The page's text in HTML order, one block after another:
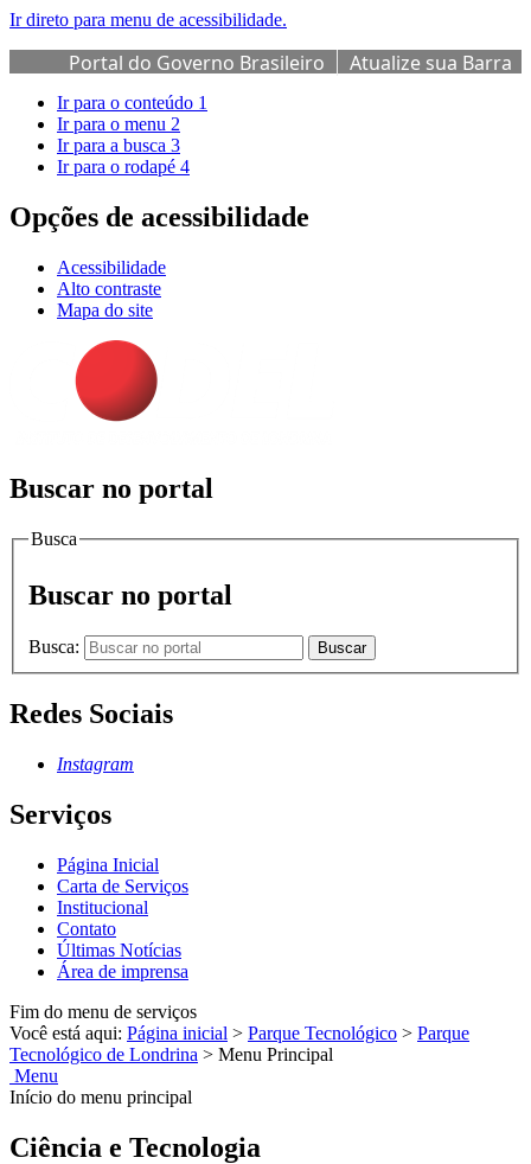
Ir direto para menu de acessibilidade.
Portal do Governo Brasileiro
Atualize sua Barra
de Governo
Ir para o conteúdo 1
Ir para o menu 2
Ir para a busca 3
Ir para o rodapé 4
Opções de acessibilidade
Acessibilidade
Alto contraste
Mapa do site
Buscar no portal
Busca
Buscar no portal
Busca: Buscar
Redes Sociais
Instagram
Serviços
Página Inicial
Carta de Serviços
Institucional
Contato
Últimas Notícias
Área de imprensa
Fim do menu de serviços
Você está aqui: Página inicial > Parque Tecnológico > Parque
Tecnológico de Londrina > Menu Principal
Menu
Início do menu principal
Ciência e Tecnologia